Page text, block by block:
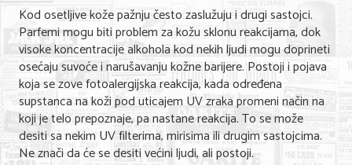
Kod osetljive kože pažnju često zaslužuju i drugi sastojci.
Parfemi mogu biti problem za kožu sklonu reakcijama, dok
visoke koncentracije alkohola kod nekih ljudi mogu doprineti
osećaju suvoće i narušavanju kožne barijere. Postoji i pojava
koja se zove fotoalergijska reakcija, kada određena
supstanca na koži pod uticajem UV zraka promeni način na
koji je telo prepoznaje, pa nastane reakcija. To se može
desiti sa nekim UV filterima, mirisima ili drugim sastojcima.
Ne znači da će se desiti većini ljudi, ali postoji.